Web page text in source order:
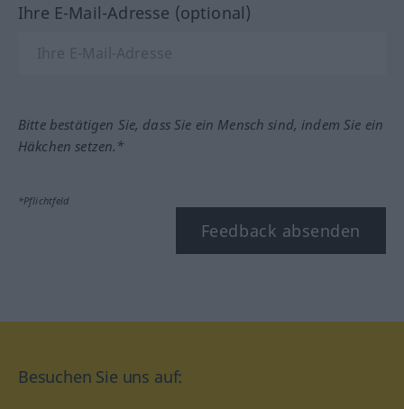
Ihre E-Mail-Adresse (optional)
Bitte bestätigen Sie, dass Sie ein Mensch sind, indem Sie ein
Häkchen setzen.*
*Pflichtfeld
Feedback absenden
Besuchen Sie uns auf: